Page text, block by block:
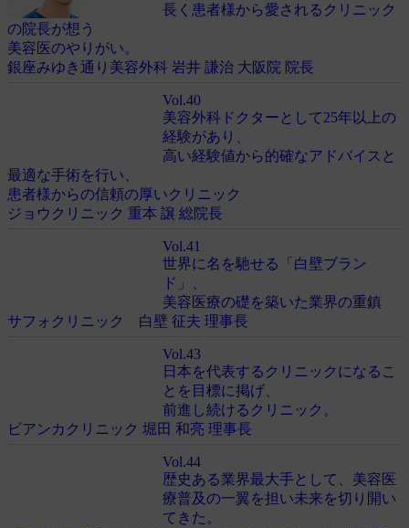
長く患者様から愛されるクリニック
の院長が想う
美容医のやりがい。
銀座みゆき通り美容外科 岩井 謙治 大阪院 院長
Vol.40
美容外科ドクターとして25年以上の
経験があり、
高い経験値から的確なアドバイスと
最適な手術を行い、
患者様からの信頼の厚いクリニック
ジョウクリニック 重本 譲 総院長
Vol.41
世界に名を馳せる「白壁ブラン
ド」、
美容医療の礎を築いた業界の重鎮
サフォクリニック 白壁 征夫 理事長
Vol.43
日本を代表するクリニックになるこ
とを目標に掲げ、
前進し続けるクリニック。
ビアンカクリニック 堀田 和亮 理事長
Vol.44
歴史ある業界最大手として、美容医
療普及の一翼を担い未来を切り開い
てきた。